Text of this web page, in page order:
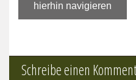
hierhin navigieren
Schreibe einen